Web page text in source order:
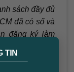
TIN
sách đầy đủ
đã có sổ và
đăng ký làm